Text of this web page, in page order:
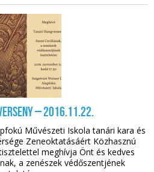
– 2016.11.22.
Művészeti Iskola tanári kara és
Zeneoktatásáért Közhasznú
meghívja Önt és kedves
a zenészek védőszentjének